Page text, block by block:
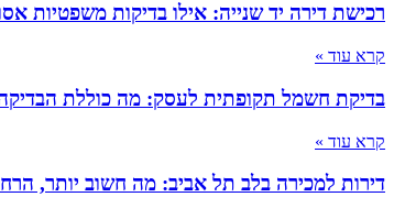
רכישת דירה יד שנייה: אילו בדיקות משפטיות
קרא עוד »
בדיקת חשמל תקופתית לעסק: מה כוללת
קרא עוד »
דירות למכירה בלב תל אביב: מה חשוב יותר,